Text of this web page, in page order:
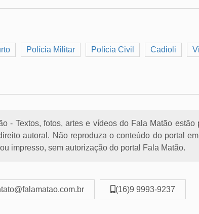
Polícia Militar Polícia Civil Cadioli
- Textos, fotos, artes e vídeos do Fala Matão estão
autoral. Não reproduza o conteúdo do portal
impresso, sem autorização do portal Fala Matão.
(16)9 9993-9237